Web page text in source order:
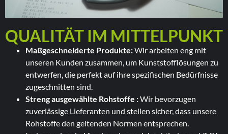
QUALITÄT IM MITTELPUNKT
Maßgeschneiderte Produkte:Wir arbeiten eng mit
unseren Kunden zusammen, um Kunststofflösungen zu
entwerfen, die perfekt auf ihre spezifischen Bedürfnisse
zugeschnitten sind.
Streng ausgewählte Rohstoffe :Wir bevorzugen
zuverlässige Lieferanten und stellen sicher, dass unsere
Rohstoffe den geltenden Normen entsprechen.